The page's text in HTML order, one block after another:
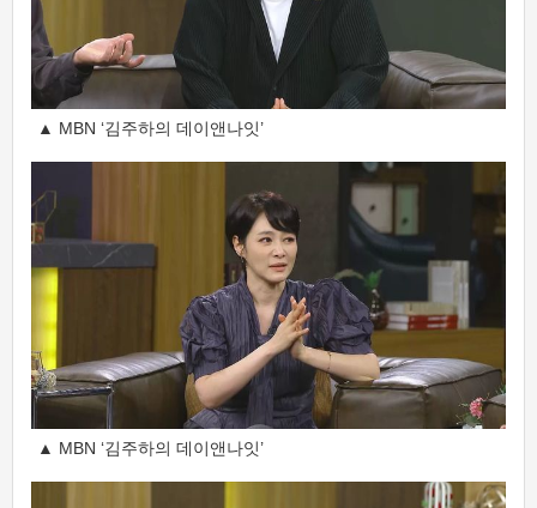
▲ MBN ‘김주하의 데이앤나잇’
▲ MBN ‘김주하의 데이앤나잇’